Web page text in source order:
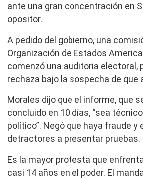
ante una gran concentración en
opositor.
A pedido del gobierno, una
Organización de Estados
comenzó una auditoria electoral,
rechaza bajo la sospecha de que
Morales dijo que el informe, que
concluido en 10 días, “sea
político”. Negó que haya fraude y
detractores a presentar pruebas.
Es la mayor protesta que
casi 14 años en el poder. El